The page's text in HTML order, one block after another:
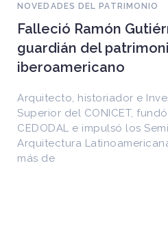
NOVEDADES DEL PATRIMONIO
EEUU devuelve a
documentos
sustraídos del Archivo
en internet
Entre los materiales
figuran la Constitución de la